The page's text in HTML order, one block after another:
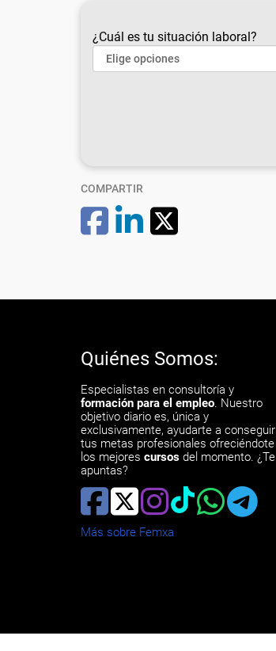
¿Cuál es tu situación laboral?
COMPARTIR
Quiénes Somos:
Especialistas en consultoría y
formación para el empleo. Nuestro
objetivo diario es, única y
exclusivamente, ayudarte a conseguir
tus metas profesionales ofreciéndote
los mejores cursos del momento. ¿Te
apuntas?
Más sobre Femxa